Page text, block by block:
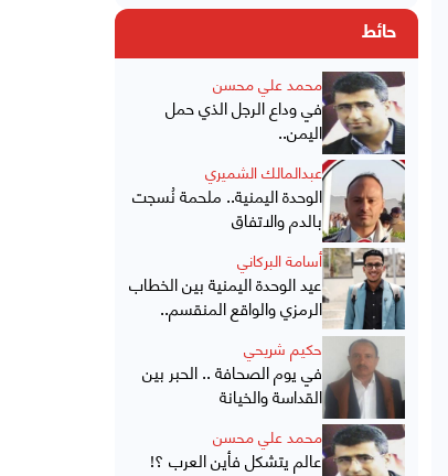
حائط
محمد علي محسن
في وداع الرجل الذي حمل
اليمن..
عبدالمالك الشميري
الوحدة اليمنية.. ملحمة نُسجت
بالدم والاتفاق
أسامة البركاني
عيد الوحدة اليمنية بين الخطاب
الرمزي والواقع المنقسم..
حكيم شريحي
في يوم الصحافة .. الحبر بين
القداسة والخيانة
محمد علي محسن
عالم يتشكل فأين العرب ؟!